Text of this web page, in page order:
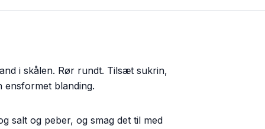
i skålen. Rør rundt. Tilsæt sukrin,
ensformet blanding.
salt og peber, og smag det til med